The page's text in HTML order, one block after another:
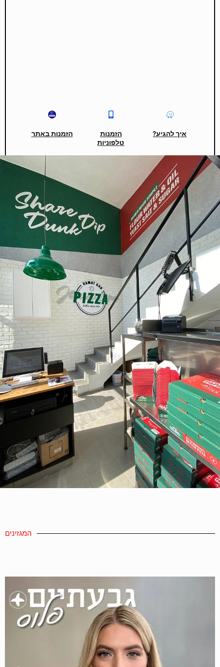
איך להגיע?
הזמנות
טלפוניות
הזמנות באתר
המגזינים